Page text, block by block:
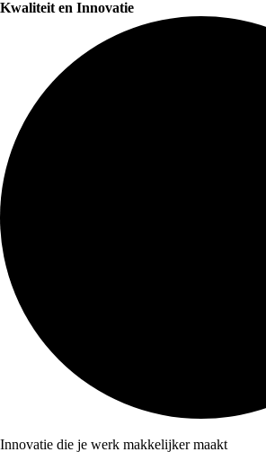
Kwaliteit en Innovatie
Innovatie die je werk makkelijker maakt